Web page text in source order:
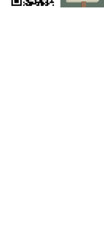
地 址：罗田县栗子坳村二组